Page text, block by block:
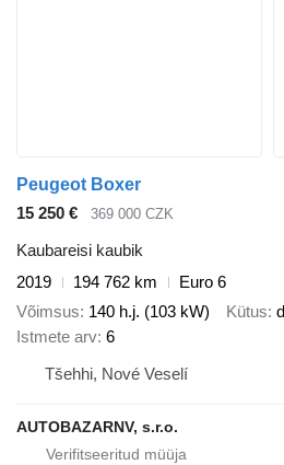
Peugeot Boxer
15 250 €
369 000 CZK
Kaubareisi kaubik
2019
194 762 km
Euro 6
Võimsus 140 h.j. (103 kW) Kütus
Istmete arv 6
Tšehhi, Nové Veselí
AUTOBAZARNV, s.r.o.